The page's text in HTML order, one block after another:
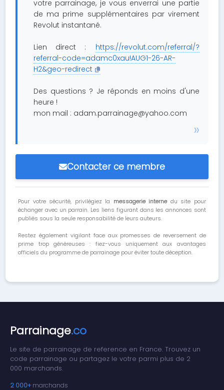
votre parrainage, je vous enverrai une partie
de ma prime supplémentaires par virement
Revolut instantané.
Lien direct :
https://revolut.com/referral/?
referral-code=adamc0xau!AUG1-26-AR-
H2&geo-redirect
Des questions ? Je réponds en moins d'une
heure !
mon mail : adam.parrainage@yahoo.com
Contacter ce membre
Pour votre sécurité, privilégiez la messagerie internedu site pour
échanger avec un parrain. Les liens figurant dans les annonces sont
publiés sous la seule responsabilité de leurs auteurs.
Restez également vigilant face aux promesses de reversement de
prime trop généreuses : fiez-vous uniquement aux avantages
officiels du programme de parrainage pour éviter toute déception.
Parrainage.co
Le site de parrainage de reference en France. Trouvez un
code parrainage ou partagez le votre parmi plus de 2
000 marchands.
2 000+ marchands